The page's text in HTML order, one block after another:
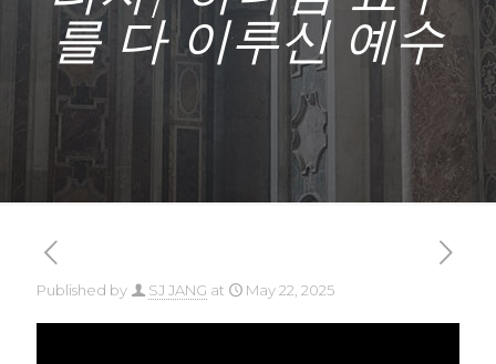
를 다 이루신 예수
Published by SJ JANG at May 22, 2025